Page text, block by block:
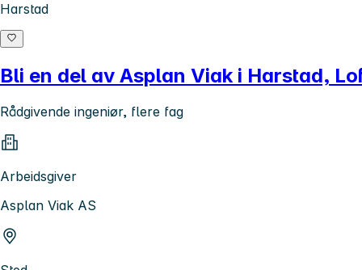
Harstad
Bli en del av Asplan Viak i Harstad,
Rådgivende ingeniør, flere fag
Arbeidsgiver
Asplan Viak AS